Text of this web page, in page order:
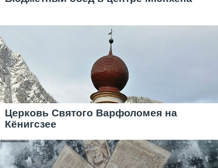
Церковь Святого Варфоломея на
Кёнигсзее